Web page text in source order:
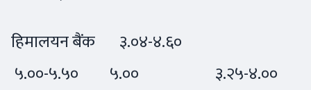
हिमालयन बैंक ३.०४-४.६०
५.००-५.५० ५.०० ३.२५-४.००